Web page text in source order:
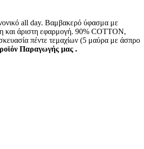
all day. Βαμβακερό ύφασμα με
και άριστη εφαρμογή. 90% COTTON,
πέντε τεμαχίων (5 μαύρα με άσπρο
Παραγωγής μας .